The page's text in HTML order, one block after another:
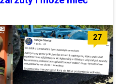
27